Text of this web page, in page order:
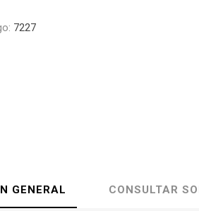
7227
GENERAL CONSULTAR